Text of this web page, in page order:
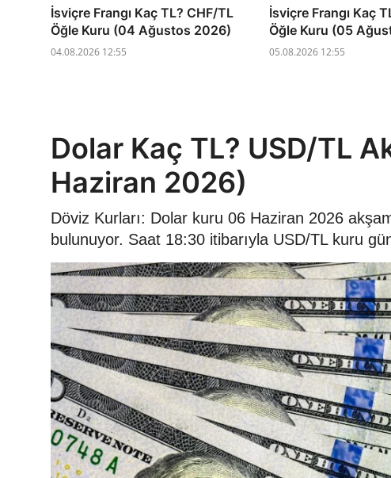
İsviçre Frangı Kaç TL? CHF/TL
Öğle Kuru (04 Ağustos 2026)
04.08.2026 12:55
İsviçre Frangı Kaç
Öğle Kuru (05
05.08.2026 12:55
Dolar Kaç TL? USD/TL
Haziran 2026)
Döviz Kurları: Dolar kuru 06 Haziran 2026
bulunuyor. Saat 18:30 itibarıyla USD/TL kuru